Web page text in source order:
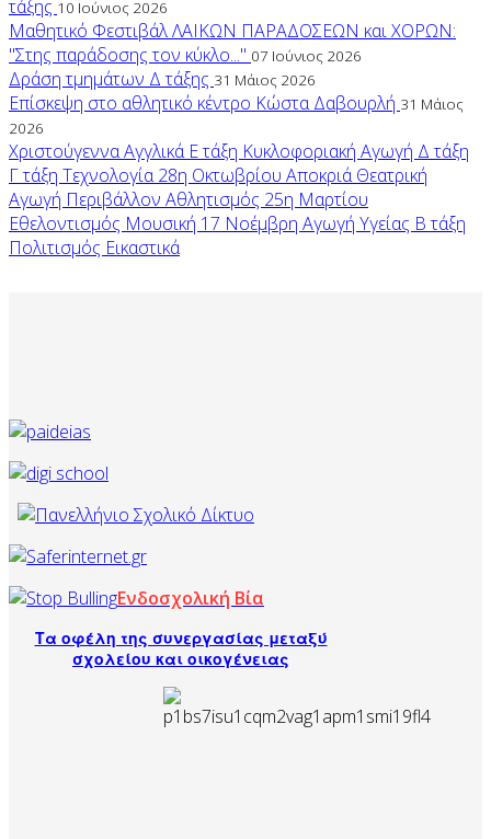
τάξης 10 Ιούνιος 2026
Μαθητικό Φεστιβάλ ΛΑΙΚΩΝ ΠΑΡΑΔΟΣΕΩΝ και ΧΟΡΩΝ:
"Στης παράδοσης τον κύκλο..." 07 Ιούνιος 2026
Δράση τμημάτων Δ τάξης 31 Μάιος 2026
Επίσκεψη στο αθλητικό κέντρο Κώστα Δαβουρλή 31 Μάιος
2026
ΧριστούγενναΑγγλικά Ε τάξη Κυκλοφοριακή Αγωγή Δ τάξη
Γ τάξη Τεχνολογία28η Οκτωβρίου ΑποκριάΘεατρική
Αγωγή Περιβάλλον Αθλητισμός 25η Μαρτίου
Εθελοντισμός Μουσική 17 Νοέμβρη Αγωγή Υγείας Β τάξη
Πολιτισμός Εικαστικά
Ενδοσχολική Βία
Τα οφέλη της συνεργασίας μεταξύ
σχολείου και οικογένειας